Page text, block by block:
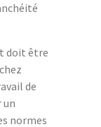
doit être
de
un
normes